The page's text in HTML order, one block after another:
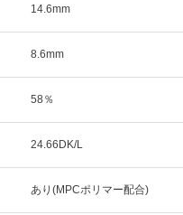
14.6mm
8.6mm
58％
24.66DK/L
あり(MPCポリマー配合)